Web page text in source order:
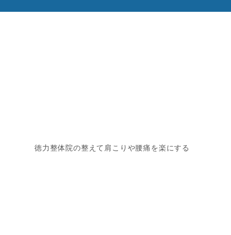
徳力整体院の整えて肩こりや腰痛を楽にする